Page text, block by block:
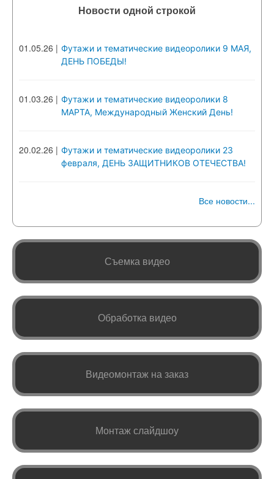
Новости одной строкой
01.05.26 | Футажи и тематические видеоролики 9 МАЯ,
ДЕНЬ ПОБЕДЫ!
01.03.26 | Футажи и тематические видеоролики 8
МАРТА, Международный Женский День!
20.02.26 | Футажи и тематические видеоролики 23
февраля, ДЕНЬ ЗАЩИТНИКОВ ОТЕЧЕСТВА!
Все новости...
Съемка видео
Обработка видео
Видеомонтаж на заказ
Монтаж слайдшоу